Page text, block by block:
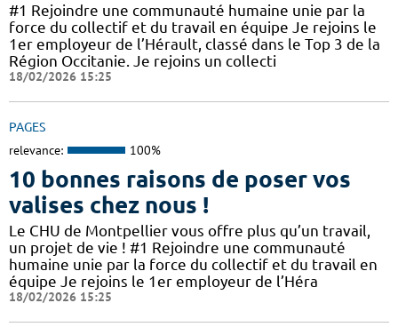
#1 Rejoindre une communauté humaine unie par la
force du collectif et du travail en équipe Je rejoins le
1er employeur de l’Hérault, classé dans le Top 3 de la
Région Occitanie. Je rejoins un collecti
18/02/2026 15:25
PAGES
relevance: 100%
10 bonnes raisons de poser vos
valises chez nous !
Le CHU de Montpellier vous offre plus qu’un travail,
un projet de vie ! #1 Rejoindre une communauté
humaine unie par la force du collectif et du travail en
équipe Je rejoins le 1er employeur de l’Héra
18/02/2026 15:25